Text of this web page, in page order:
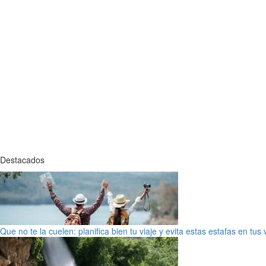
Destacados
Que no te la cuelen: planifica bien tu viaje y evita estas estafas en tus